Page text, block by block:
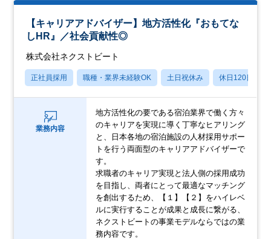
【キャリアアドバイザー】地方活性化『おもてな
しHR』／社会貢献性◎
株式会社ネクストビート
正社員採用 職種・業界未経験OK 土日祝休み 休日120日以上
業務内容
地方活性化の要である宿泊業界で働く方々
のキャリアを実現に導く丁寧なヒアリング
と、日本各地の宿泊施設の人材採用サポー
トを行う両面型のキャリアアドバイザーで
す。
求職者のキャリア実現と法人側の採用成功
を目指し、両者にとって最適なマッチング
を創出するため、【１】【２】をハイレベ
ルに実行することが成果と成長に繋がる、
ネクストビートの事業モデルならではの業
務内容です。